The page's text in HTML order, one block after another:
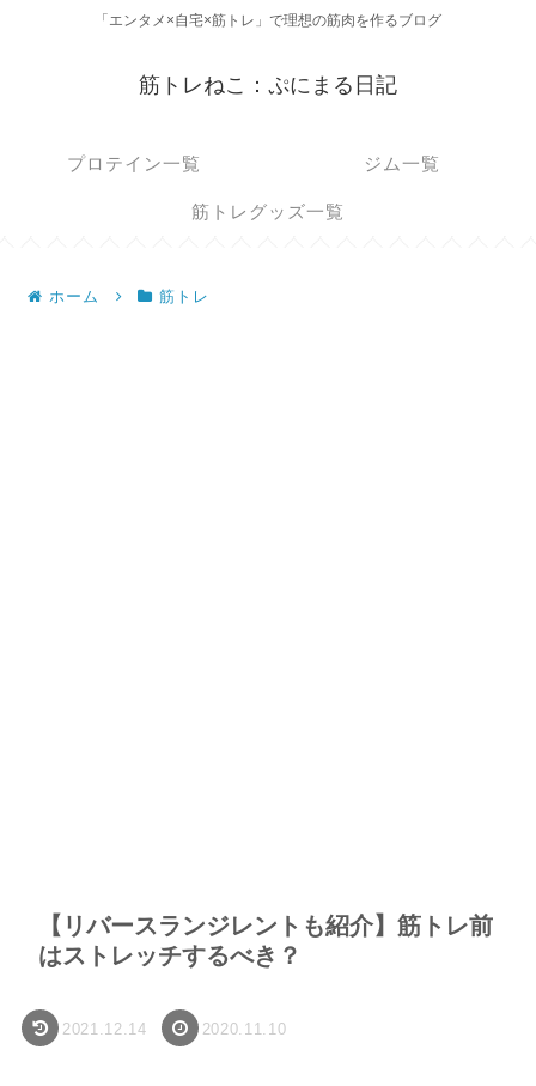
「エンタメ×自宅×筋トレ」で理想の筋肉を作るブログ
筋トレねこ：ぷにまる日記
プロテイン一覧 ジム一覧
筋トレグッズ一覧
ホーム 筋トレ
【リバースランジレントも紹介】筋トレ前
はストレッチするべき？
2021.12.14 2020.11.10